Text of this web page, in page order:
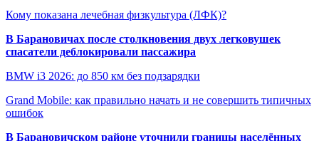
Кому показана лечебная физкультура (ЛФК)?
В Барановичах после столкновения двух легковушек
спасатели деблокировали пассажира
BMW i3 2026: до 850 км без подзарядки
Grand Mobile: как правильно начать и не совершить типичных
ошибок
В Барановичском районе уточнили границы населённых